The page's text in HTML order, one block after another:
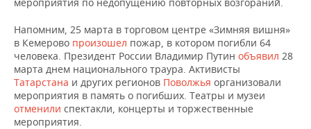
ОПК
ЭНЕРГЕТИКА
РОЗНИЧНАЯ ТОРГОВЛЯ
ТРАНСПОРТ
УСЛУГИ
НОВОСТИ ТЕХНОЛОГИЙ
IT
МЕДИА
ТЕЛЕКОММУНИКАЦИИ
МЕРОПРИЯТИЯ
НОВОСТИ МЕРОПРИЯТИЙ
ВЫЕЗДНАЯ РЕДАКЦИЯ
БИЗНЕС-БРАНЧИ
СПОРТ
НОВОСТИ СПОРТА
ФУТБОЛ
ОБЩЕСТВО
НОВОСТИ ОБЩЕСТВА
ФОТОГАЛЕРЕЯ
Напомним, 25 марта в торговом центре «Зимняя вишня»
в Кемерово произошел пожар, в котором погибли 64
человека. Президент России Владимир Путин объявил 28
марта днем национального траура. Активисты
Татарстана и других регионов Поволжья организовали
мероприятия в память о погибших. Театры и музеи
отменили спектакли, концерты и торжественные
мероприятия.